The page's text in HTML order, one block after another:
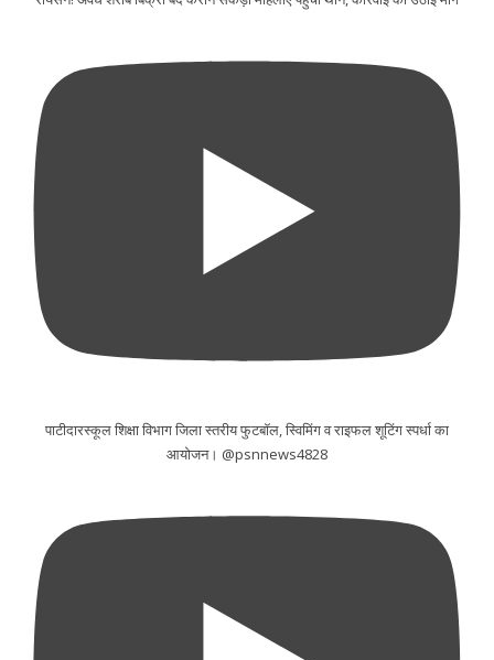
पाटीदारस्कूल शिक्षा विभाग जिला स्तरीय फुटबॉल, स्विमिंग व राइफल शूटिंग स्पर्धा का
आयोजन। @psnnews4828